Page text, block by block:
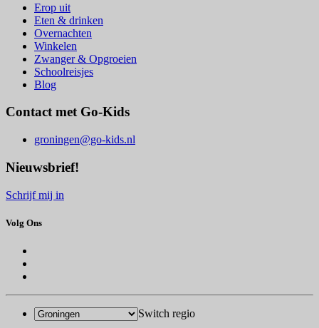
Erop uit
Eten & drinken
Overnachten
Winkelen
Zwanger & Opgroeien
Schoolreisjes
Blog
Contact met Go-Kids
groningen@go-kids.nl
Nieuwsbrief!
Schrijf mij in
Volg Ons
Switch regio